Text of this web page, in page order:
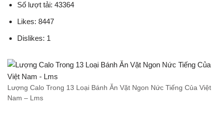
Số lượt tải: 43364
Likes: 8447
Dislikes: 1
Lượng Calo Trong 13 Loại Bánh Ăn Vặt Ngon Nức Tiếng Của Việt
Nam – Lms